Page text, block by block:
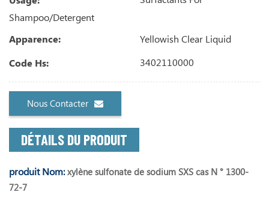
Shampoo/Detergent
Apparence:
Yellowish Clear Liquid
Code Hs:
3402110000
Nous Contacter
DÉTAILS DU PRODUIT
produit Nom:xylène sulfonate de sodium SXS cas N ° 1300-
72-7